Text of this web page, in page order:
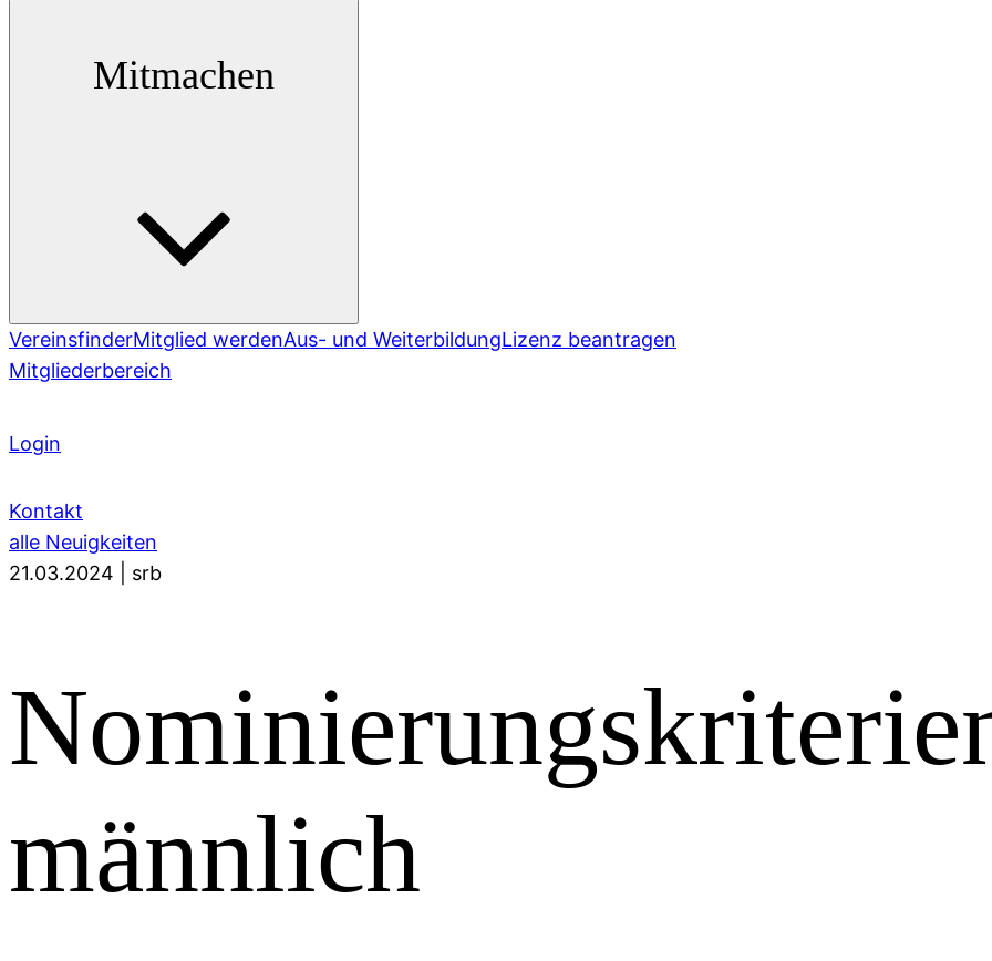
Mitmachen
VereinsfinderMitglied werdenAus- und WeiterbildungLizenz beantragen
Mitgliederbereich
Login
Kontakt
alle Neuigkeiten
21.03.2024
srb
männlich